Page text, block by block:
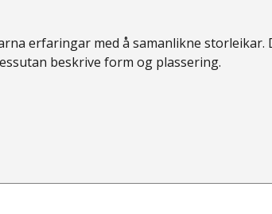
erfaringar med å samanlikne storleikar.
beskrive form og plassering.